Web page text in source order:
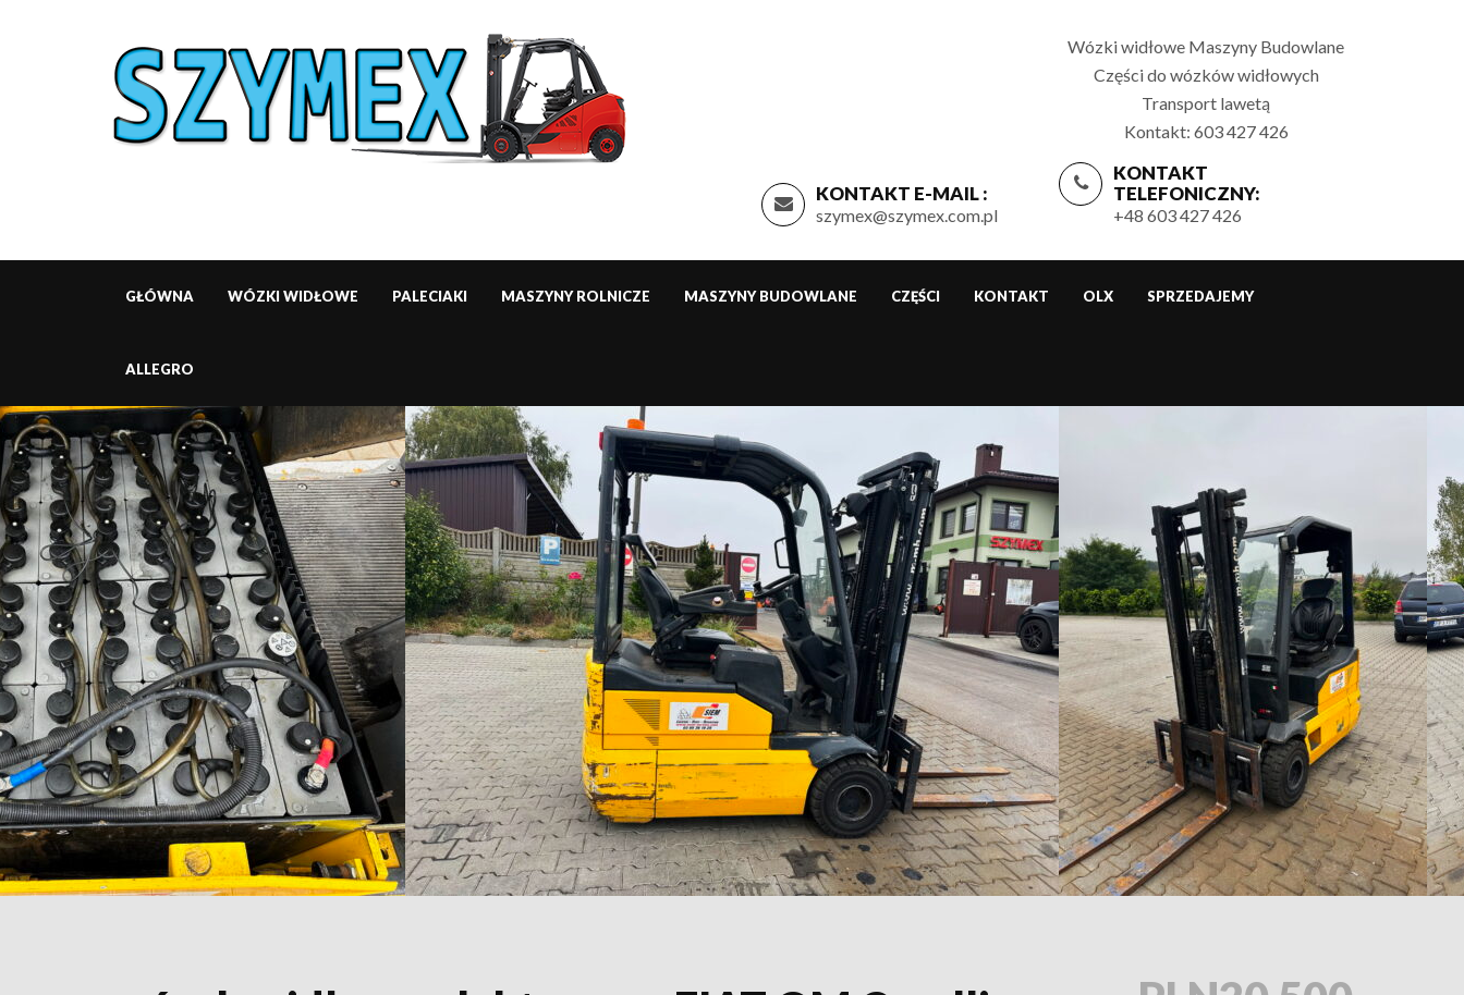
KONTAKT E-MAIL :
szymex@szymex.com.pl
Wózki widłowe Maszyny Budowlane
Części do wózków widłowych
Transport lawetą
Kontakt: 603 427 426
KONTAKT
TELEFONICZNY:
+48 603 427 426
GŁÓWNA WÓZKI WIDŁOWE PALECIAKI MASZYNY ROLNICZE MASZYNY BUDOWLANE CZĘŚCI KONTAKT OLX SPRZEDAJEMY
ALLEGRO